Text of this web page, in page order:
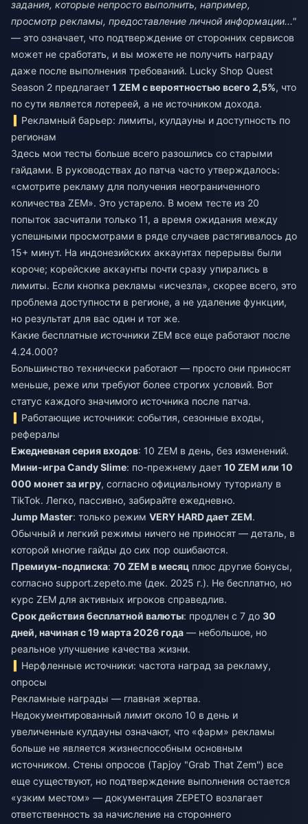
задания, которые непросто выполнить, например,
просмотр рекламы, предоставление личной информации..."
— это означает, что подтверждение от сторонних сервисов
может не сработать, и вы можете не получить награду
даже после выполнения требований. Lucky Shop Quest
Season 2 предлагает 1 ZEM с вероятностью всего 2,5%, что
по сути является лотереей, а не источником дохода.
Рекламный барьер: лимиты, кулдауны и доступность по
регионам
Здесь мои тесты больше всего разошлись со старыми
гайдами. В руководствах до патча часто утверждалось:
«смотрите рекламу для получения неограниченного
количества ZEM». Это устарело. В моем тесте из 20
попыток засчитали только 11, а время ожидания между
успешными просмотрами в ряде случаев растягивалось до
15+ минут. На индонезийских аккаунтах перерывы были
короче; корейские аккаунты почти сразу упирались в
лимиты. Если кнопка рекламы «исчезла», скорее всего, это
проблема доступности в регионе, а не удаление функции,
но результат для вас один и тот же.
Какие бесплатные источники ZEM все еще работают после
4.24.000?
Большинство технически работают — просто они приносят
меньше, реже или требуют более строгих условий. Вот
статус каждого значимого источника после патча.
Работающие источники: события, сезонные входы,
рефералы
Ежедневная серия входов: 10 ZEM в день, без изменений.
Мини-игра Candy Slime: по-прежнему дает 10 ZEM или 10
000 монет за игру, согласно официальному туториалу в
TikTok. Легко, пассивно, забирайте ежедневно.
Jump Master: только режим VERY HARD дает ZEM.
Обычный и легкий режимы ничего не приносят — деталь, в
которой многие гайды до сих пор ошибаются.
Премиум-подписка: 70 ZEM в месяц плюс другие бонусы,
согласно support.zepeto.me (дек. 2025 г.). Не бесплатно, но
курс ZEM для активных игроков справедлив.
Срок действия бесплатной валюты: продлен с 7 до 30
дней, начиная с 19 марта 2026 года — небольшое, но
реальное улучшение качества жизни.
Нерфленные источники: частота наград за рекламу,
опросы
Рекламные награды — главная жертва.
Недокументированный лимит около 10 в день и
увеличенные кулдауны означают, что «фарм» рекламы
больше не является жизнеспособным основным
источником. Стены опросов (Tapjoy "Grab That Zem") все
еще существуют, но подтверждение выполнения остается
«узким местом» — документация ZEPETO возлагает
ответственность за начисление на стороннего